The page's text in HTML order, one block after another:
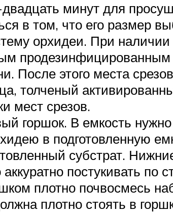
минут для
в том, что его размер
орхидеи. При
После этого места
толченый
мест срезов.
горшок. В емкость
в подготовленную
субстрат.
постукивать по
плотно почвосмесь
плотно стоять в